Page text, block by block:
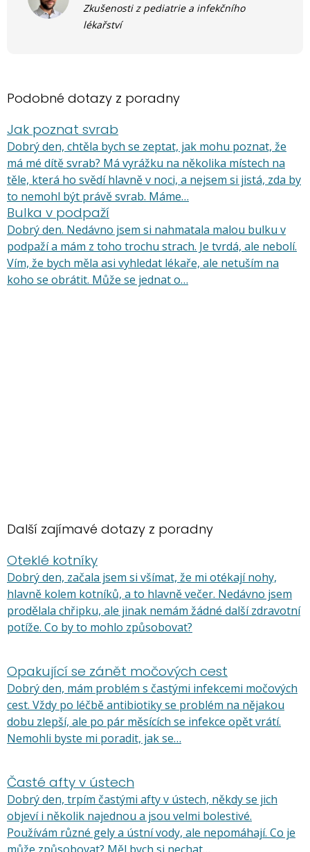
Zkušenosti z pediatrie a infekčního
lékařství
Podobné dotazy z poradny
Jak poznat svrab
Dobrý den, chtěla bych se zeptat, jak mohu poznat, že
má mé dítě svrab? Má vyrážku na několika místech na
těle, která ho svědí hlavně v noci, a nejsem si jistá, zda by
to nemohl být právě svrab. Máme…
Bulka v podpaží
Dobrý den. Nedávno jsem si nahmatala malou bulku v
podpaží a mám z toho trochu strach. Je tvrdá, ale nebolí.
Vím, že bych měla asi vyhledat lékaře, ale netuším na
koho se obrátit. Může se jednat o…
Další zajímavé dotazy z poradny
Oteklé kotníky
Dobrý den, začala jsem si všímat, že mi otékají nohy,
hlavně kolem kotníků, a to hlavně večer. Nedávno jsem
prodělala chřipku, ale jinak nemám žádné další zdravotní
potíže. Co by to mohlo způsobovat?
Opakující se zánět močových cest
Dobrý den, mám problém s častými infekcemi močových
cest. Vždy po léčbě antibiotiky se problém na nějakou
dobu zlepší, ale po pár měsících se infekce opět vrátí.
Nemohli byste mi poradit, jak se…
Časté afty v ústech
Dobrý den, trpím častými afty v ústech, někdy se jich
objeví i několik najednou a jsou velmi bolestivé.
Používám různé gely a ústní vody, ale nepomáhají. Co je